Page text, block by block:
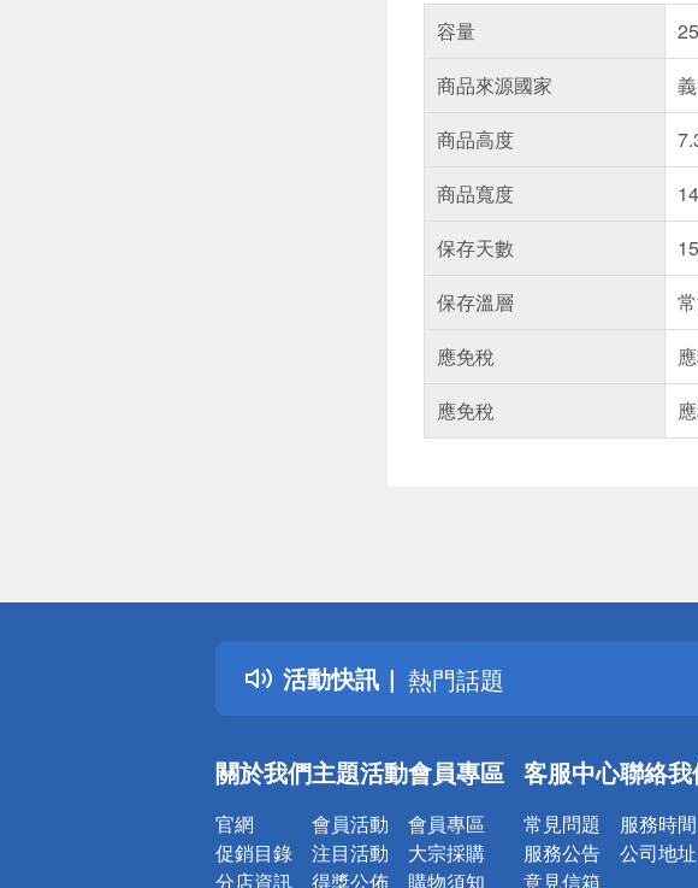
容量
商品來源國家
商品高度
商品寬度
保存天數
保存溫層
應免稅
應免稅
活動快訊
詐騙網頁！請小心！
得獎公告
熱門話題
銀行優惠
詐騙網頁！請小心！
關於我們
官網
促銷目錄
分店資訊
主題活動
會員活動
注目活動
得獎公佈
會員專區
會員專區
大宗採購
購物須知
客服中心
常見問題
服務公告
意見信箱
聯絡
服務時間
公司地址